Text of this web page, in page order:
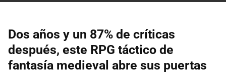
Dos años y un 87% de críticas
después, este RPG táctico de
fantasía medieval abre sus puertas